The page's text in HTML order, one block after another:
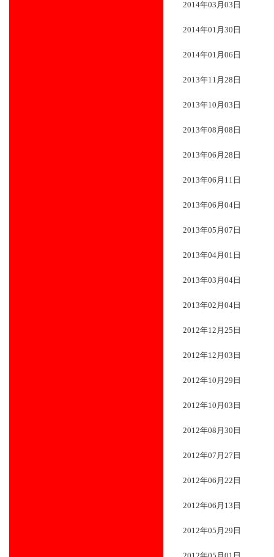
2014年03月03日
2014年01月30日
2014年01月06日
2013年11月28日
2013年10月03日
2013年08月08日
2013年06月28日
2013年06月11日
2013年06月04日
2013年05月07日
2013年04月01日
2013年03月04日
2013年02月04日
2012年12月25日
2012年12月03日
2012年10月29日
2012年10月03日
2012年08月30日
2012年07月27日
2012年06月22日
2012年06月13日
2012年05月29日